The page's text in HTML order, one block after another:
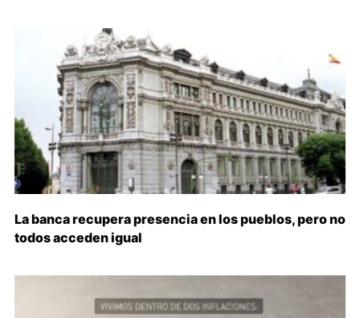
La banca recupera presencia en los pueblos, pero no
todos acceden igual